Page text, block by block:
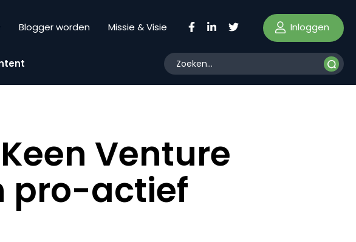
Blogger worden Missie & Visie Inloggen
Venture
pro-actief